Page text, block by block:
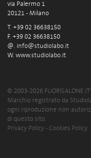
via Palermo 1
20121 - Milano
T. +39 02 36638150
F. +39 02 36638150
@. info@studiolabo.it
W. www.studiolabo.it
© 2003-2026
Marchio registrato da
ogni riproduzione non
di questo sito.
Privacy Policy - Cookies Policy